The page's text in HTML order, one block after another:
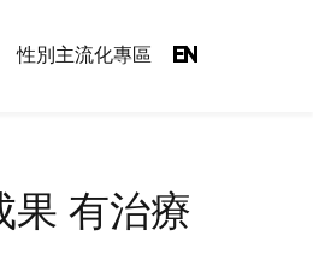
性別主流化專區 EN
果 有治療